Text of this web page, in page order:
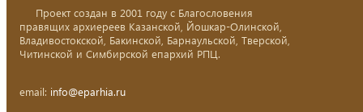
Проект создан в 2001 году с Благословения
правящих архиереев Казанской, Йошкар-Олинской,
Владивостокской, Бакинской, Барнаульской, Тверской,
Читинской и Симбирской епархий РПЦ.
email: info@eparhia.ru